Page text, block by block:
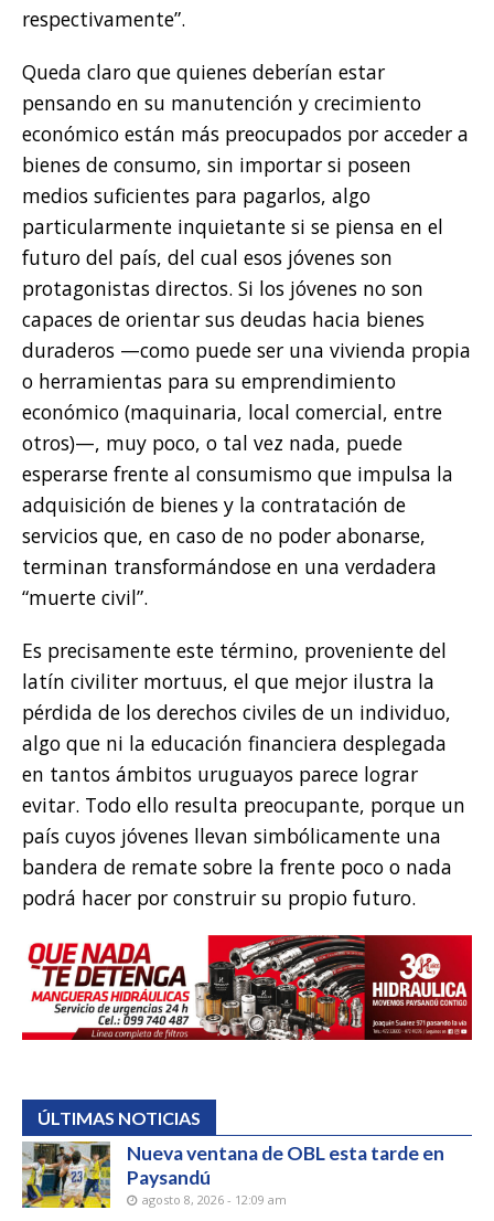
respectivamente”.
Queda claro que quienes deberían estar
pensando en su manutención y crecimiento
económico están más preocupados por acceder a
bienes de consumo, sin importar si poseen
medios suficientes para pagarlos, algo
particularmente inquietante si se piensa en el
futuro del país, del cual esos jóvenes son
protagonistas directos. Si los jóvenes no son
capaces de orientar sus deudas hacia bienes
duraderos —como puede ser una vivienda propia
o herramientas para su emprendimiento
económico (maquinaria, local comercial, entre
otros)—, muy poco, o tal vez nada, puede
esperarse frente al consumismo que impulsa la
adquisición de bienes y la contratación de
servicios que, en caso de no poder abonarse,
terminan transformándose en una verdadera
“muerte civil”.
Es precisamente este término, proveniente del
latín civiliter mortuus, el que mejor ilustra la
pérdida de los derechos civiles de un individuo,
algo que ni la educación financiera desplegada
en tantos ámbitos uruguayos parece lograr
evitar. Todo ello resulta preocupante, porque un
país cuyos jóvenes llevan simbólicamente una
bandera de remate sobre la frente poco o nada
podrá hacer por construir su propio futuro.
ÚLTIMAS NOTICIAS
Nueva ventana de OBL esta tarde en
Paysandú
agosto 8, 2026 - 12:09 am